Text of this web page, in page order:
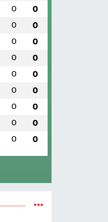
0 0
0 0
0 0
0 0
0 0
0 0
0 0
0 0
0 0